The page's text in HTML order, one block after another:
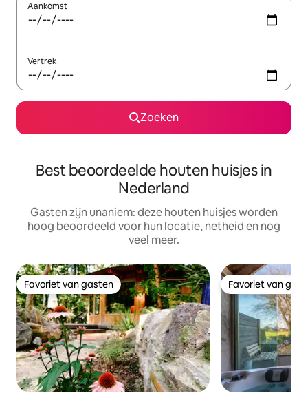
Aankomst
Vertrek
Zoeken
Best beoordeelde houten huisjes in
Nederland
Gasten zijn unaniem: deze houten huisjes worden
hoog beoordeeld voor hun locatie, netheid en nog
veel meer.
Favoriet van gasten
Favoriet van gasten Favoriet van
Favoriet van